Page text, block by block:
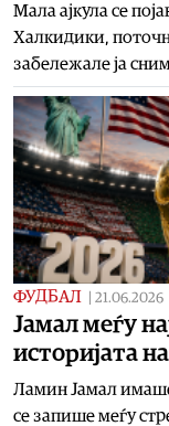
Mала ајкула се
Халкидики,
забележале ја
ФУДБАЛ 21.06.2026
Јамал меѓу
историјата
Ламин Јамал
се запише меѓу